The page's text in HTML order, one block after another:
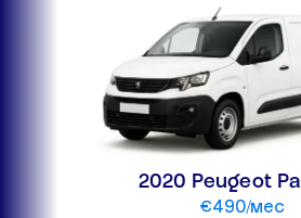
2020 Peugeot
€490/мес